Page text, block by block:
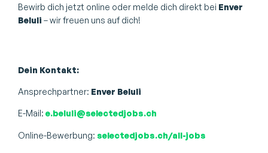
Bewirb dich jetzt online oder melde dich direkt bei Enver
Beluli – wir freuen uns auf dich!
Dein Kontakt:
Ansprechpartner: Enver Beluli
E-Mail: e.beluli@selectedjobs.ch
Online-Bewerbung: selectedjobs.ch/all-jobs